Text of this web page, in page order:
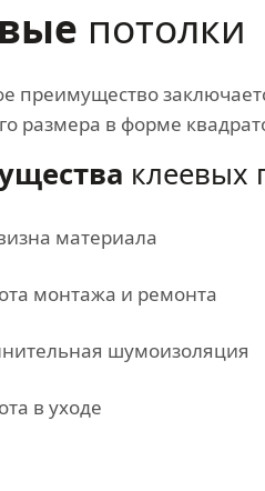
потолки
преимущество
размера в форме
клеевых
материала
монтажа и ремонта
шумоизоляция
в уходе